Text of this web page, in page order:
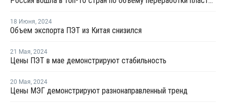
18 Июня, 2024
Объем экспорта ПЭТ из Китая снизился
21 Мая, 2024
Цены ПЭТ в мае демонстрируют стабильность
20 Мая, 2024
Цены МЭГ демонстрируют разнонаправленный тренд